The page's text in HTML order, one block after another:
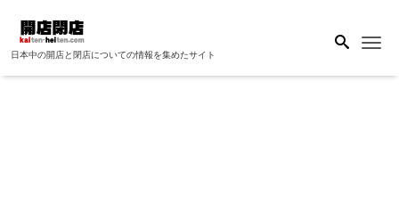
日本中の開店と閉店についての情報を集めたサイト